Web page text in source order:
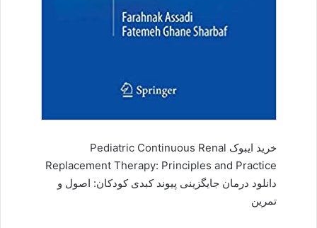
خرید ایبوک Pediatric Continuous Renal
Replacement Therapy: Principles and Practice
دانلود درمان جایگزینی پیوند کبدی کودکان: اصول و
تمرین